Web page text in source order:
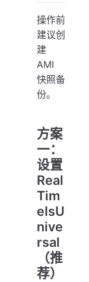
操作前
建议创
建
AMI
快照备
份。
方案
一：
设置
Real
Tim
eIsU
nive
rsal
（推
荐）